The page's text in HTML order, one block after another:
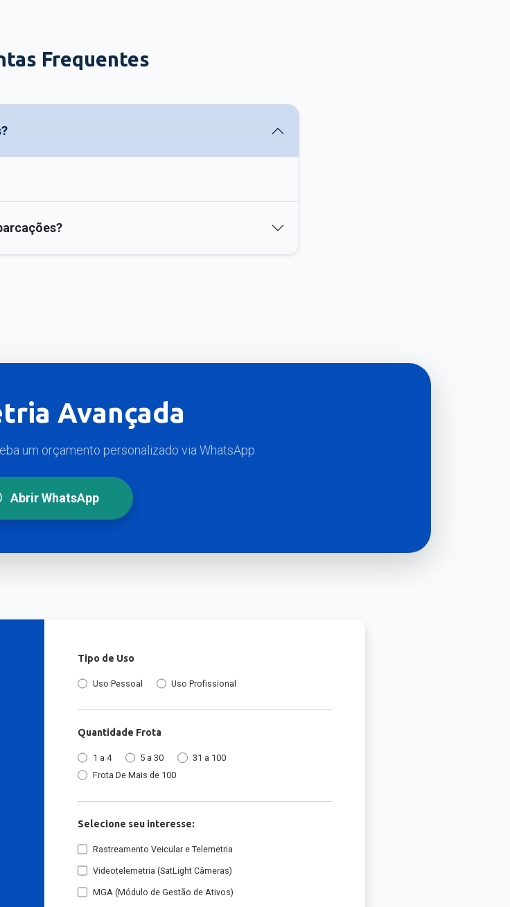
Frequentes
Avançada
um orçamento personalizado via WhatsApp.
Abrir WhatsApp
Tipo de Uso
Uso Pessoal Uso Profissional
Quantidade Frota
1 a 4 5 a 30
31 a 100
Frota De Mais de 100
Selecione seu interesse:
Rastreamento Veicular e Telemetria
Videotelemetria (SatLight Câmeras)
MGA (Módulo de Gestão de Ativos)